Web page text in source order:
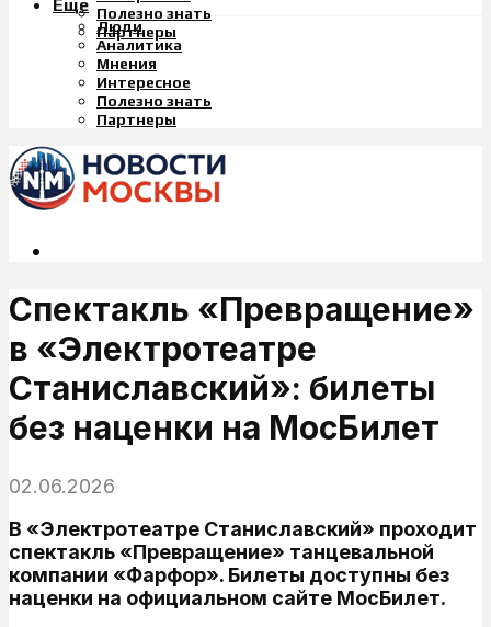
Полезно знать
Партнеры
Еще
Люди
Аналитика
Мнения
Интересное
Полезно знать
Партнеры
Спектакль «Превращение»
в «Электротеатре
Станиславский»: билеты
без наценки на МосБилет
02.06.2026
В «Электротеатре Станиславский» проходит
спектакль «Превращение» танцевальной
компании «Фарфор». Билеты доступны без
наценки на официальном сайте МосБилет.